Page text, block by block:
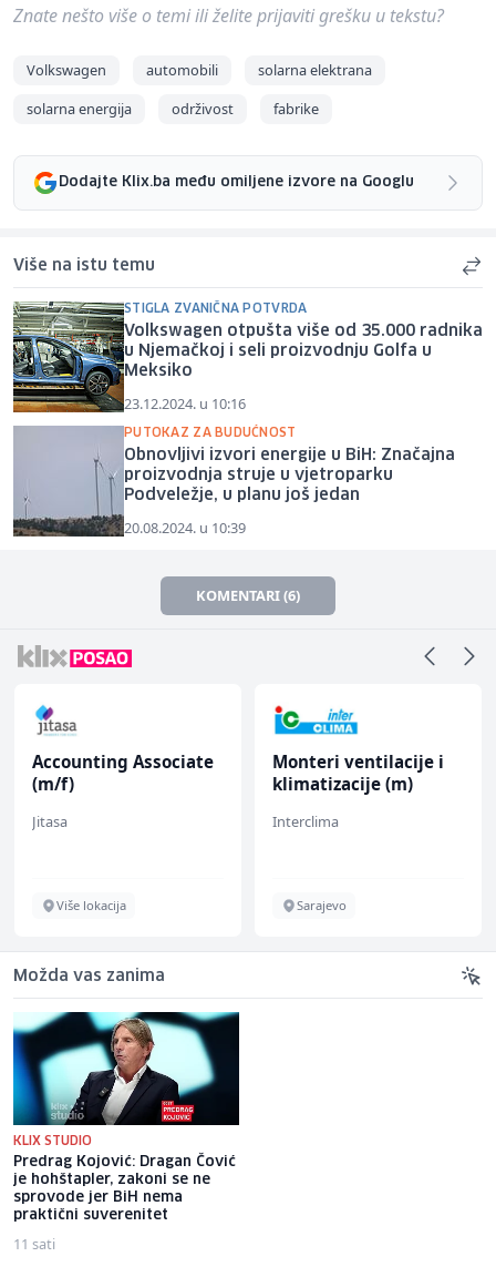
Znate nešto više o temi ili želite prijaviti grešku u tekstu?
Volkswagen automobili
solarna elektrana
solarna energija
održivost fabrike
Dodajte Klix.ba među omiljene izvore na Googlu
Više na istu temu
STIGLA ZVANIČNA POTVRDA
Volkswagen otpušta više od 35.000 radnika
u Njemačkoj i seli proizvodnju Golfa u
Meksiko
23.12.2024. u 10:16
PUTOKAZ ZA BUDUĆNOST
Obnovljivi izvori energije u BiH: Značajna
proizvodnja struje u vjetroparku
Podveležje, u planu još jedan
20.08.2024. u 10:39
KOMENTARI (6)
Accounting Associate
(m/f)
Jitasa
Više lokacija
Monteri ventilacije i
klimatizacije (m)
Interclima
Sarajevo
Možda vas zanima
KLIX STUDIO
Predrag Kojović: Dragan Čović
je hohštapler, zakoni se ne
sprovode jer BiH nema
praktični suverenitet
11 sati